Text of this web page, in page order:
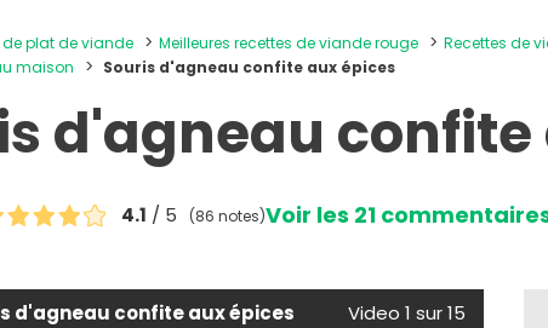
de plat de viande Meilleures recettes de viande rouge
Recettes de
maison
Souris d'agneau confite aux épices
d'agneau confite
4.1 / 5 (86 notes)Voir les 21
d'agneau confite aux épices Video 1 sur 15